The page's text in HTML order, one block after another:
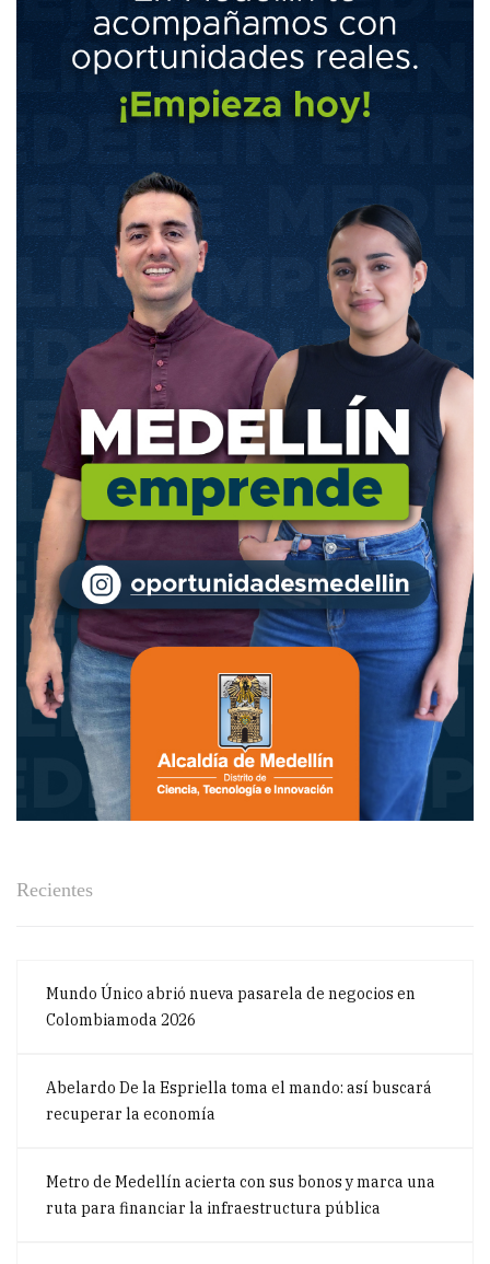
Recientes
Mundo Único abrió nueva pasarela de negocios en
Colombiamoda 2026
Abelardo De la Espriella toma el mando: así buscará
recuperar la economía
Metro de Medellín acierta con sus bonos y marca una
ruta para financiar la infraestructura pública